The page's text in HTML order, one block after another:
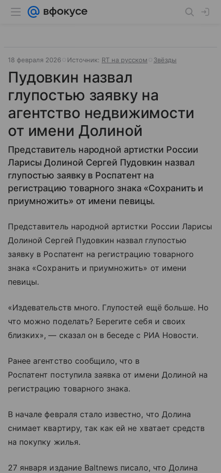
18 февраля 2026 Источник: RT на русском Звёзды
Пудовкин назвал
глупостью заявку на
агентство недвижимости
от имени Долиной
Представитель народной артистки России
Ларисы Долиной Сергей Пудовкин назвал
глупостью заявку в Роспатент на
регистрацию товарного знака «Сохранить и
приумножить» от имени певицы.
Представитель народной артистки России Ларисы
Долиной Сергей Пудовкин назвал глупостью
заявку в Роспатент на регистрацию товарного
знака «Сохранить и приумножить» от имени
певицы.
«Издевательств много. Глупостей ещё больше. Но
что можно поделать? Берегите себя и своих
близких», — сказал он в беседе с РИА Новости.
Ранее агентство сообщило, что в
Роспатент поступила заявка от имени Долиной на
регистрацию товарного знака.
В начале февраля стало известно, что Долина
снимает квартиру, так как ей не хватает средств
на покупку жилья.
27 января издание Baltnews писало, что Долина